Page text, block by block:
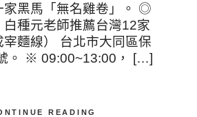
家黑馬「無名雞卷」。 ◎
白種元老師推薦台灣12家
麵線） 台北市大同區保
。 ※ 09:00~13:00， […]
READING